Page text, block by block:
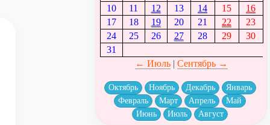
10
11 12 13 14 15
16
17
18 19 20 21 22
23
24
25 26 27 28 29
30
31
← Июль| Сентябрь →
Октябрь Ноябрь Декабрь
Январь
Февраль
Март Апрель
Май
Июнь
Июль Август